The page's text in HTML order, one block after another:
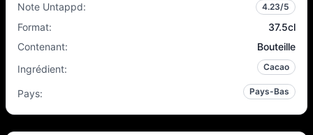
Note Untappd: 4.23/5
Format:
37.5cl
Contenant:
Bouteille
Ingrédient: Cacao
Pays: Pays-Bas